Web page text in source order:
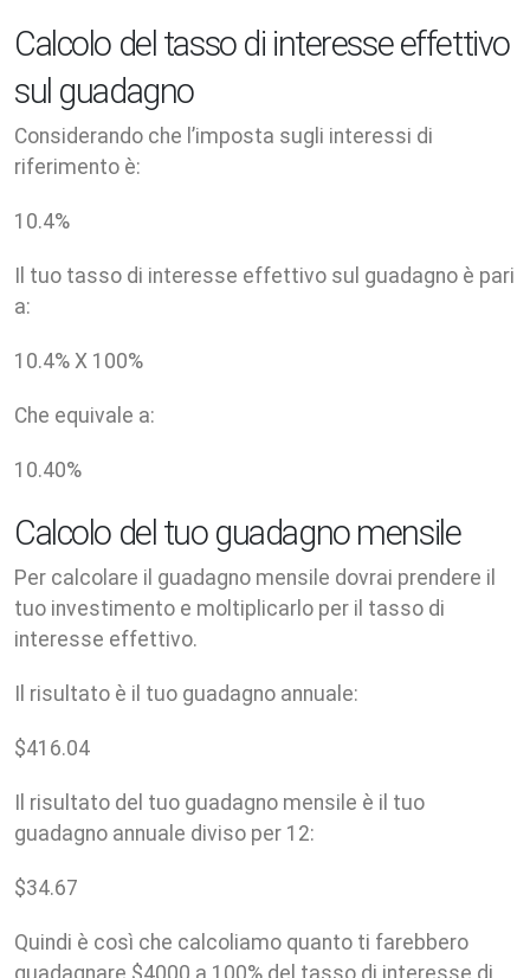
Calcolo del tasso di interesse effettivo
sul guadagno
Considerando che l’imposta sugli interessi di
riferimento è:
10.4%
Il tuo tasso di interesse effettivo sul guadagno è pari
a:
10.4% X 100%
Che equivale a:
10.40%
Calcolo del tuo guadagno mensile
Per calcolare il guadagno mensile dovrai prendere il
tuo investimento e moltiplicarlo per il tasso di
interesse effettivo.
Il risultato è il tuo guadagno annuale:
$416.04
Il risultato del tuo guadagno mensile è il tuo
guadagno annuale diviso per 12:
$34.67
Quindi è così che calcoliamo quanto ti farebbero